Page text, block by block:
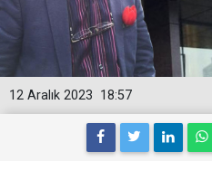
18:57
12 Aralık 2023